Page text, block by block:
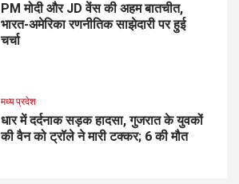
PM मोदी और JD वेंस की अहम बातचीत,
भारत-अमेरिका रणनीतिक साझेदारी पर हुई
चर्चा
मध्य प्रदेश
धार में दर्दनाक सड़क हादसा, गुजरात के युवकों
की वैन को ट्रॉले ने मारी टक्कर; 6 की मौत